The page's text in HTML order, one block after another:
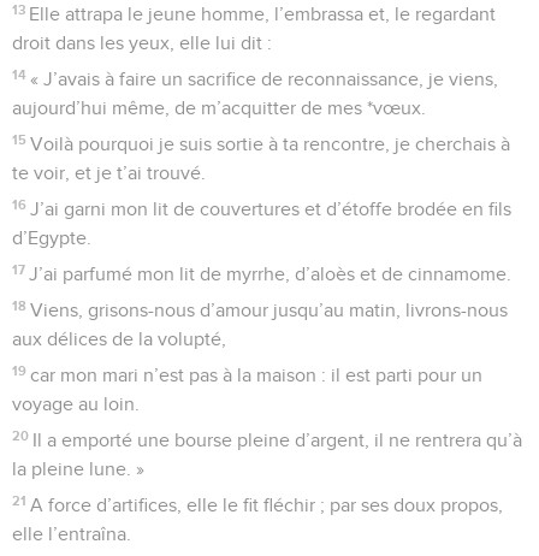
13 Elle attrapa le jeune homme, l’embrassa et, le regardant
droit dans les yeux, elle lui dit :
14 « J’avais à faire un sacrifice de reconnaissance, je viens,
aujourd’hui même, de m’acquitter de mes *vœux.
15 Voilà pourquoi je suis sortie à ta rencontre, je cherchais à
te voir, et je t’ai trouvé.
16 J’ai garni mon lit de couvertures et d’étoffe brodée en fils
d’Egypte.
17 J’ai parfumé mon lit de myrrhe, d’aloès et de cinnamome.
18 Viens, grisons-nous d’amour jusqu’au matin, livrons-nous
aux délices de la volupté,
19 car mon mari n’est pas à la maison : il est parti pour un
voyage au loin.
20 Il a emporté une bourse pleine d’argent, il ne rentrera qu’à
la pleine lune. »
21 A force d’artifices, elle le fit fléchir ; par ses doux propos,
elle l’entraîna.